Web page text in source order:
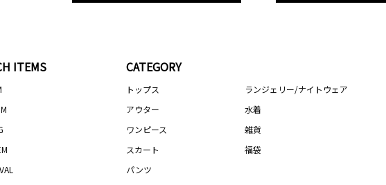
ITEMS CATEGORY
トップス
アウター
ワンピース
スカート
パンツ
ランジェリー/ナイトウェア
水着
雑貨
福袋